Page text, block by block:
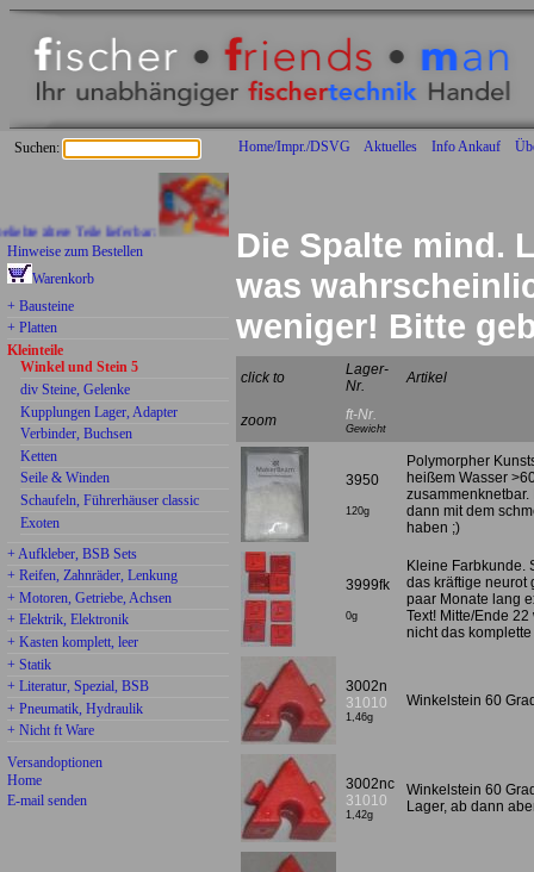
Home/Impr./DSVG Aktuelles Info Ankauf
Suchen:
ältere Teile lieferbar:
Hinweise zum Bestellen
Warenkorb
+ Bausteine
+ Platten
Kleinteile
Winkel und Stein 5
div Steine, Gelenke
Kupplungen Lager, Adapter
Verbinder, Buchsen
Ketten
Seile & Winden
Schaufeln, Führerhäuser classic
Exoten
+ Aufkleber, BSB Sets
+ Reifen, Zahnräder, Lenkung
+ Motoren, Getriebe, Achsen
+ Elektrik, Elektronik
+ Kasten komplett, leer
+ Statik
+ Literatur, Spezial, BSB
+ Pneumatik, Hydraulik
+ Nicht ft Ware
Versandoptionen
Home
E-mail senden
Die Spalte mind.
was
weniger! Bitte
click to
Lager-
Nr.
Artikel
zoom ft-Nr.
Gewicht
3950
120g
Polymorpher
heißem Wasser
dann mit dem
haben ;)
3999fk
0g
Kleine Farbkunde.
das kräftige neurot
paar Monate lang
Text! Mitte/Ende
nicht das
3002n
31010
1,46g
Winkelstein 60
3002nc
31010
1,42g
Winkelstein 60
Lager, ab dann